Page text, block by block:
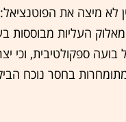
לא מיצה את
העליות מבוססות
בועה ספקולטיבית, וכי
מתומחרות בחסר נוכח